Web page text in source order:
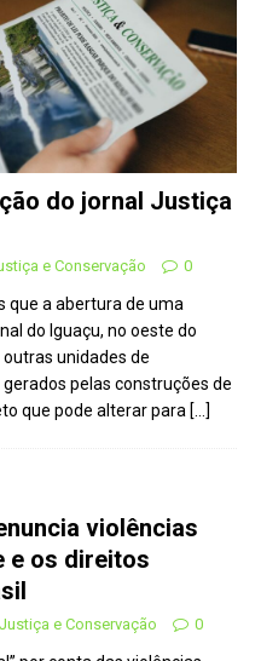
do jornal Justiça
e Conservação 0
que a abertura de uma
do Iguaçu, no oeste do
unidades de
pelas construções de
que pode alterar para […]
violências
e os direitos
e Conservação 0